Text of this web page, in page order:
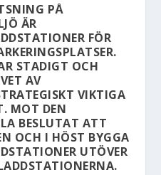
PÅ
ÄR
FÖR
STADIGT OCH
AV
VIKTIGA
MOT DEN
BESLUTAT ATT
OCH I HÖST BYGGA
UTÖVER